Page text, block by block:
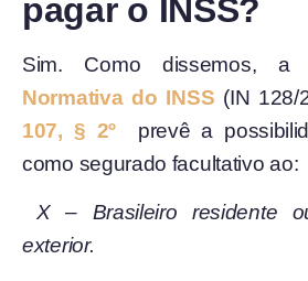
pagar o INSS?
Sim. Como dissemos,
Normativa do INSS (IN
107, § 2º
prevê a
como segurado facultativo ao:
X – Brasileiro residente
exterior.